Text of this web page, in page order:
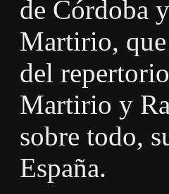
de Córdoba
Martirio,
del
Martirio y
sobre todo,
España.